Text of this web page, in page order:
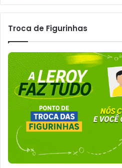
Troca de Figurinhas